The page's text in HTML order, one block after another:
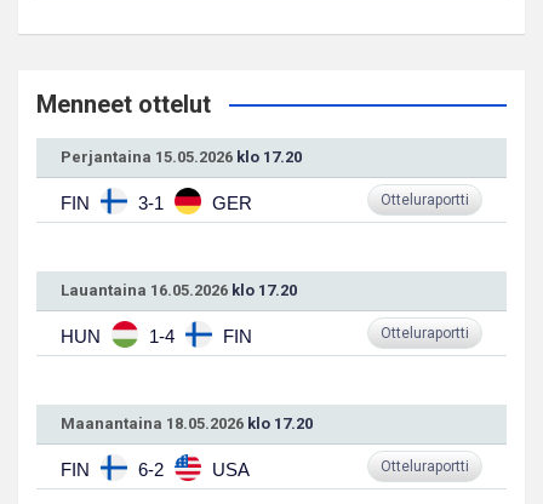
Menneet ottelut
Perjantaina 15.05.2026 klo 17.20
FIN 3-1 GER Otteluraportti
Lauantaina 16.05.2026 klo 17.20
HUN 1-4 FIN Otteluraportti
Maanantaina 18.05.2026 klo 17.20
FIN 6-2 USA Otteluraportti